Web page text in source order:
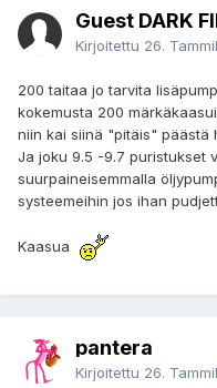
Guest DARK
Kirjoitettu 26.
200 taitaa jo tarvita
kokemusta 200
niin kai siinä "pitäis" päästä
Ja joku 9.5 -9.7 puristukset
suurpaineisemmalla
systeemeihin jos ihan
Kaasua
pantera
Kirjoitettu 26.